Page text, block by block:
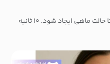
گونه‌ها و لب‌ها را به داخل بکشید تا حالت ماهی ایجاد شود. ۱۰ ثانیه